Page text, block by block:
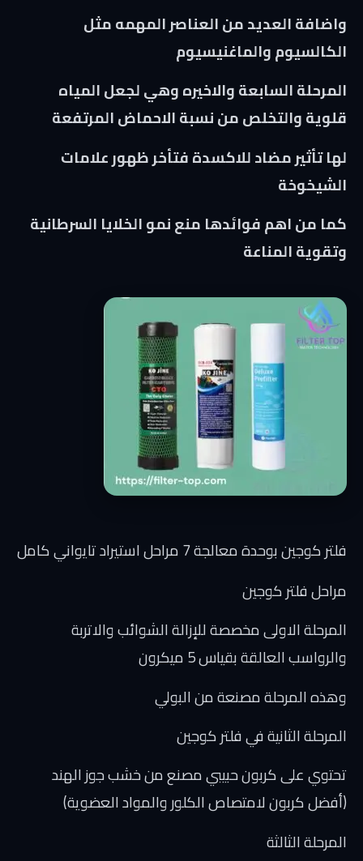
واضافة العديد من العناصر المهمه مثل
الكالسيوم والماغنيسيوم
المرحلة السابعة والاخيره وهي لجعل المياه
قلوية والتخلص من نسبة الاحماض المرتفعة
لها تأثير مضاد للاكسدة فتأخر ظهور علامات
الشيخوخة
كما من اهم فوائدها منع نمو الخلايا السرطانية
وتقوية المناعة
فلتر كوجين بوحدة معالجة 7 مراحل استيراد تايواني كامل
مراحل فلتر كوجين
المرحلة الاولى مخصصة للإزالة الشوائب والاتربة
والرواسب العالقة بقياس 5 ميكرون
وهذه المرحلة مصنعة من البولي
المرحلة الثانية في فلتر كوجين
تحتوي على كربون حبيبي مصنع من خشب جوز الهند
(أفضل كربون لامتصاص الكلور والمواد العضوية)
المرحلة الثالثة